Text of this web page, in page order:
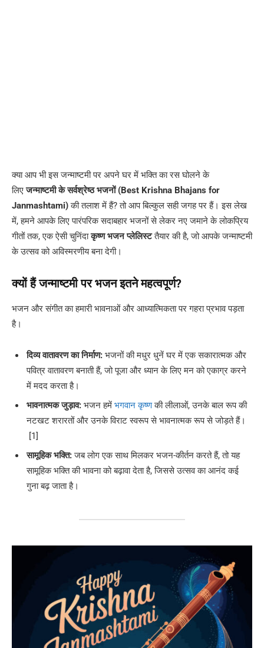
क्या आप भी इस जन्माष्टमी पर अपने घर में भक्ति का रस घोलने के
लिएजन्माष्टमी के सर्वश्रेष्ठ भजनों (Best Krishna Bhajans for
Janmashtami)की तलाश में हैं? तो आप बिल्कुल सही जगह पर हैं। इस लेख
में, हमने आपके लिए पारंपरिक सदाबहार भजनों से लेकर नए जमाने के लोकप्रिय
गीतों तक, एक ऐसी चुनिंदाकृष्ण भजन प्लेलिस्टतैयार की है, जो आपके जन्माष्टमी
के उत्सव को अविस्मरणीय बना देगी।
क्यों हैं जन्माष्टमी पर भजन इतने महत्वपूर्ण?
भजन और संगीत का हमारी भावनाओं और आध्यात्मिकता पर गहरा प्रभाव पड़ता
है।
दिव्य वातावरण का निर्माण: भजनों की मधुर धुनें घर में एक सकारात्मक और
पवित्र वातावरण बनाती हैं, जो पूजा और ध्यान के लिए मन को एकाग्र करने
में मदद करता है।
भावनात्मक जुड़ाव: भजन हमें भगवान कृष्णकी लीलाओं, उनके बाल रूप की
नटखट शरारतों और उनके विराट स्वरूप से भावनात्मक रूप से जोड़ते हैं।
[1]
सामूहिक भक्ति:जब लोग एक साथ मिलकर भजन-कीर्तन करते हैं, तो यह
सामूहिक भक्ति की भावना को बढ़ावा देता है, जिससे उत्सव का आनंद कई
गुना बढ़ जाता है।